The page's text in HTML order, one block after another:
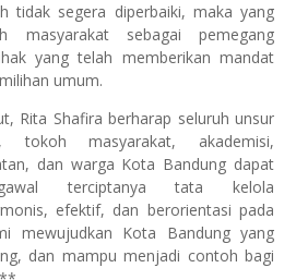
tidak segera diperbaiki, maka yang
masyarakat sebagai pemegang
yang telah memberikan mandat
umum.
Rita Shafira berharap seluruh unsur
tokoh masyarakat, akademisi,
dan warga Kota Bandung dapat
terciptanya tata kelola
efektif, dan berorientasi pada
mewujudkan Kota Bandung yang
dan mampu menjadi contoh bagi